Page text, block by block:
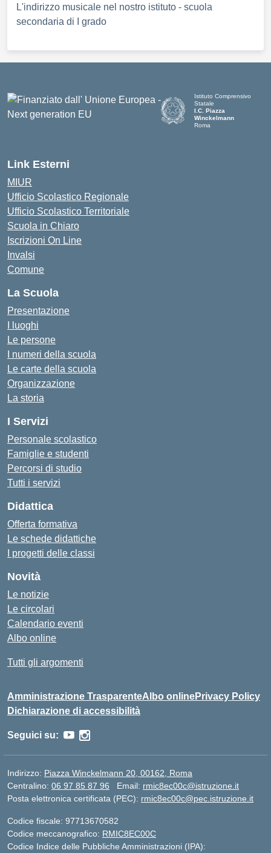
L'indirizzo musicale nel nostro istituto - scuola
secondaria di I grado
Istituto Comprensivo
Statale
I.C. Piazza
Winckelmann
Roma
Link Esterni
MIUR
Ufficio Scolastico Regionale
Ufficio Scolastico Territoriale
Scuola in Chiaro
Iscrizioni On Line
Invalsi
Comune
La Scuola
Presentazione
I luoghi
Le persone
I numeri della scuola
Le carte della scuola
Organizzazione
La storia
I Servizi
Personale scolastico
Famiglie e studenti
Percorsi di studio
Tutti i servizi
Didattica
Offerta formativa
Le schede didattiche
I progetti delle classi
Novità
Le notizie
Le circolari
Calendario eventi
Albo online
Tutti gli argomenti
Amministrazione TrasparenteAlbo onlinePrivacy Policy
Dichiarazione di accessibilità
Seguici su:
Indirizzo: Piazza Winckelmann 20, 00162, Roma
Centralino: 06 97 85 87 96 Email: rmic8ec00c@istruzione.it
Posta elettronica certificata (PEC): rmic8ec00c@pec.istruzione.it
Codice fiscale: 97713670582
Codice meccanografico: RMIC8EC00C
Codice Indice delle Pubbliche Amministrazioni (IPA):